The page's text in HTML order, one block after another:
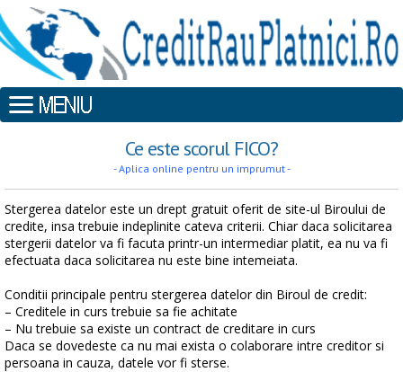
Ce este scorul FICO?
- Aplica online pentru un imprumut -
Stergerea datelor este un drept gratuit oferit de site-ul Biroului de
credite, insa trebuie indeplinite cateva criterii. Chiar daca solicitarea
stergerii datelor va fi facuta printr-un intermediar platit, ea nu va fi
efectuata daca solicitarea nu este bine intemeiata.
Conditii principale pentru stergerea datelor din Biroul de credit:
– Creditele in curs trebuie sa fie achitate
– Nu trebuie sa existe un contract de creditare in curs
Daca se dovedeste ca nu mai exista o colaborare intre creditor si
persoana in cauza, datele vor fi sterse.